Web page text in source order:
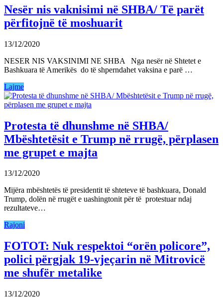
Nesër nis vaknisimi në SHBA/ Të parët
përfitojnë të moshuarit
13/12/2020
NESER NIS VAKSINIMI NE SHBA Nga nesër në Shtetet e
Bashkuara të Amerikës do të shperndahet vaksina e parë …
Lajme
Protesta të dhunshme në SHBA/
Mbështetësit e Trump në rrugë, përplasen
me grupet e majta
13/12/2020
Mijëra mbështetës të presidentit të shteteve të bashkuara, Donald
Trump, dolën në rrugët e uashingtonit për të protestuar ndaj
rezultateve…
Rajoni
FOTOT: Nuk respektoi “orën policore”,
polici përgjak 19-vjeçarin në Mitrovicë
me shufër metalike
13/12/2020